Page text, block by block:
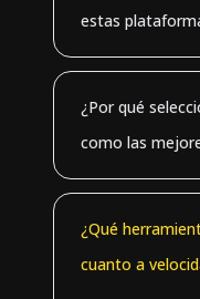
estas
¿Por qué
como las
¿Qué
cuanto a